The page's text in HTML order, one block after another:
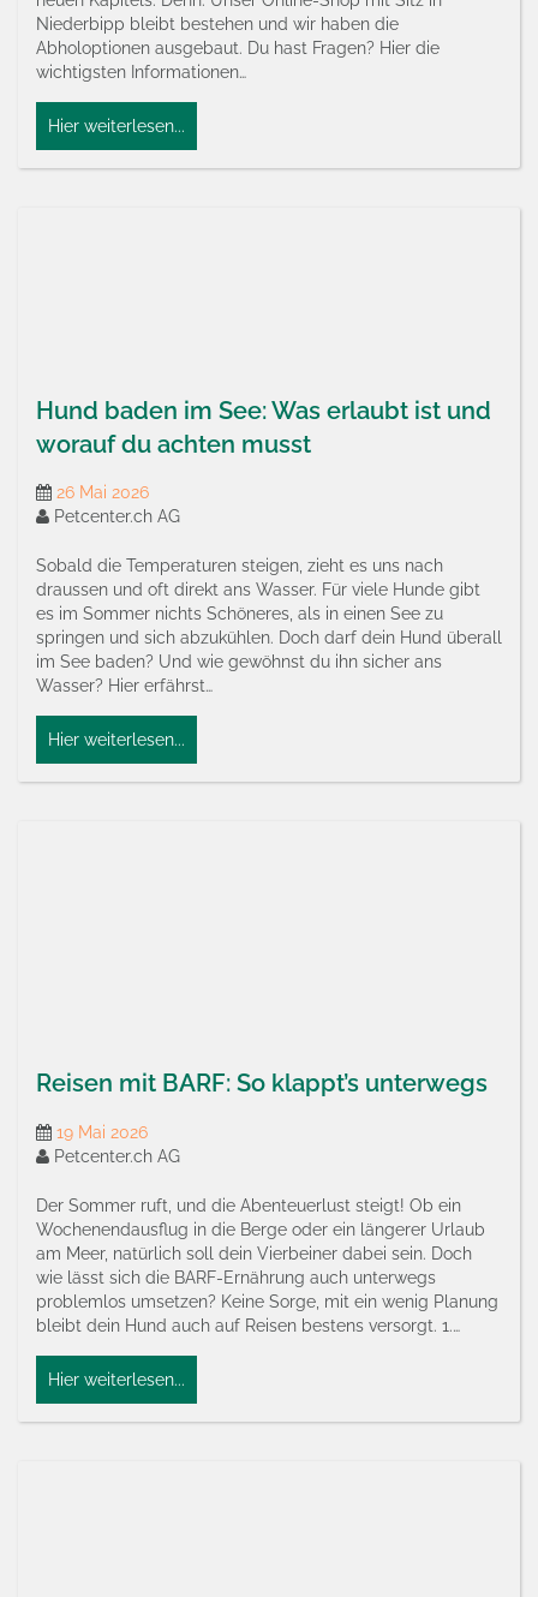
Niederbipp bleibt bestehen und wir haben die
Abholoptionen ausgebaut. Du hast Fragen? Hier die
wichtigsten Informationen…
Hier weiterlesen...
Hund baden im See: Was erlaubt ist und
worauf du achten musst
26 Mai 2026
Petcenter.ch AG
Sobald die Temperaturen steigen, zieht es uns nach
draussen und oft direkt ans Wasser. Für viele Hunde gibt
es im Sommer nichts Schöneres, als in einen See zu
springen und sich abzukühlen. Doch darf dein Hund überall
im See baden? Und wie gewöhnst du ihn sicher ans
Wasser? Hier erfährst…
Hier weiterlesen...
Reisen mit BARF: So klappt’s unterwegs
19 Mai 2026
Petcenter.ch AG
Der Sommer ruft, und die Abenteuerlust steigt! Ob ein
Wochenendausflug in die Berge oder ein längerer Urlaub
am Meer, natürlich soll dein Vierbeiner dabei sein. Doch
wie lässt sich die BARF-Ernährung auch unterwegs
problemlos umsetzen? Keine Sorge, mit ein wenig Planung
bleibt dein Hund auch auf Reisen bestens versorgt. 1.…
Hier weiterlesen...